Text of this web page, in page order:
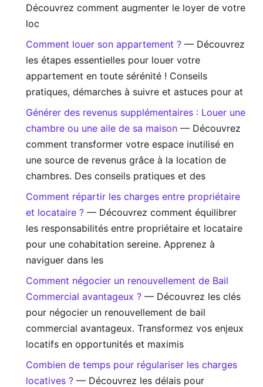
Découvrez comment augmenter le loyer de votre
loc
Comment louer son appartement ? — Découvrez
les étapes essentielles pour louer votre
appartement en toute sérénité ! Conseils
pratiques, démarches à suivre et astuces pour at
Générer des revenus supplémentaires : Louer une
chambre ou une aile de sa maison — Découvrez
comment transformer votre espace inutilisé en
une source de revenus grâce à la location de
chambres. Des conseils pratiques et des
Comment répartir les charges entre propriétaire
et locataire ? — Découvrez comment équilibrer
les responsabilités entre propriétaire et locataire
pour une cohabitation sereine. Apprenez à
naviguer dans les
Comment négocier un renouvellement de Bail
Commercial avantageux ? — Découvrez les clés
pour négocier un renouvellement de bail
commercial avantageux. Transformez vos enjeux
locatifs en opportunités et maximis
Combien de temps pour régulariser les charges
locatives ? — Découvrez les délais pour